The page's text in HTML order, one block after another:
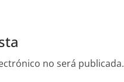
no será publicada.